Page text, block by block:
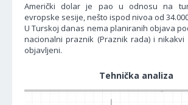
Američki dolar je pao u odnosu na
evropske sesije, nešto ispod nivoa od
U Turskoj danas nema planiranih objava
nacionalni praznik (Praznik rada) i nikakvi
objavljeni.
Tehnička analiza